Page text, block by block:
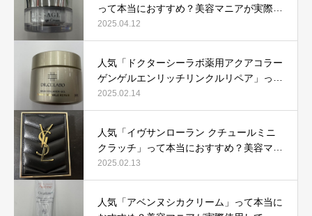
って本当におすすめ？美容マニアが実際使
用して口コミを検証！
2025.04.12
人気「ドクターシーラボ薬用アクアコラー
ゲンゲルエンリッチリンクルリペア」って
本当におすすめ？美容マニアが実際使用し
て口コミを検証
2025.02.14
人気「イヴサンローラン クチュールミニ
クラッチ」って本当におすすめ？美容マニ
アが実際使用して口コミを検証！
2025.02.13
人気「アベンヌシカクリーム」って本当に